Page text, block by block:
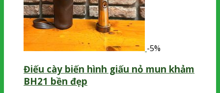
-5%
Điếu cày biến hình giấu nỏ mun khảm
BH21 bền đẹp